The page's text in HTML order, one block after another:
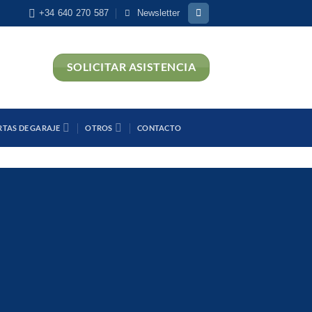
+34 640 270 587 Newsletter
SOLICITAR ASISTENCIA
DE GARAJE OTROS CONTACTO